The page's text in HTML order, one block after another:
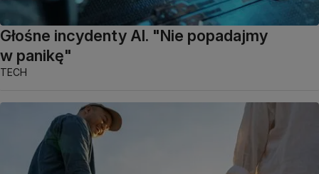
Głośne incydenty AI. "Nie popadajmy
w panikę"
TECH